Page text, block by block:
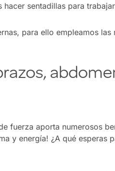
sentadillas para
para ello empleamos las
fuerza aporta numerosos
y energía! ¿A qué esperas